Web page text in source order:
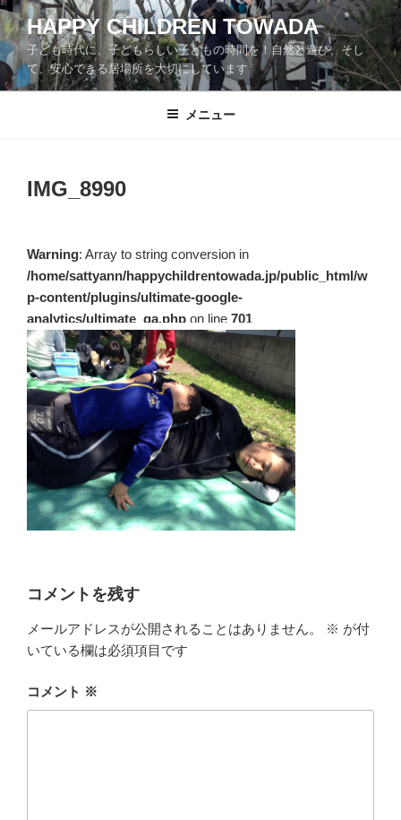
コ
ン
テ
ン
ツ
HAPPY CHILDREN TOWADA
子ども時代に、子どもらしい子どもの時間を！自然と遊び、そし
て、安心できる居場所を大切にしています
メニュー
IMG_8990
Warning: Array to string conversion in
/home/sattyann/happychildrentowada.jp/public_html/w
p-content/plugins/ultimate-google-
analytics/ultimate_ga.php on line 701
コメントを残す
メールアドレスが公開されることはありません。 ※ が付
いている欄は必須項目です
コメント ※